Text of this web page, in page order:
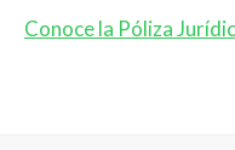
Conoce la Póliza